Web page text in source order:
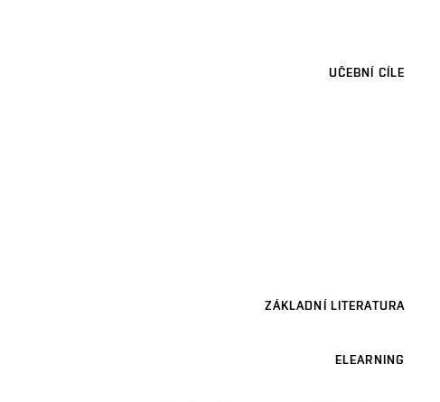
UČEBNÍ CÍLE
ZÁKLADNÍ LITERATURA
ELEARNING